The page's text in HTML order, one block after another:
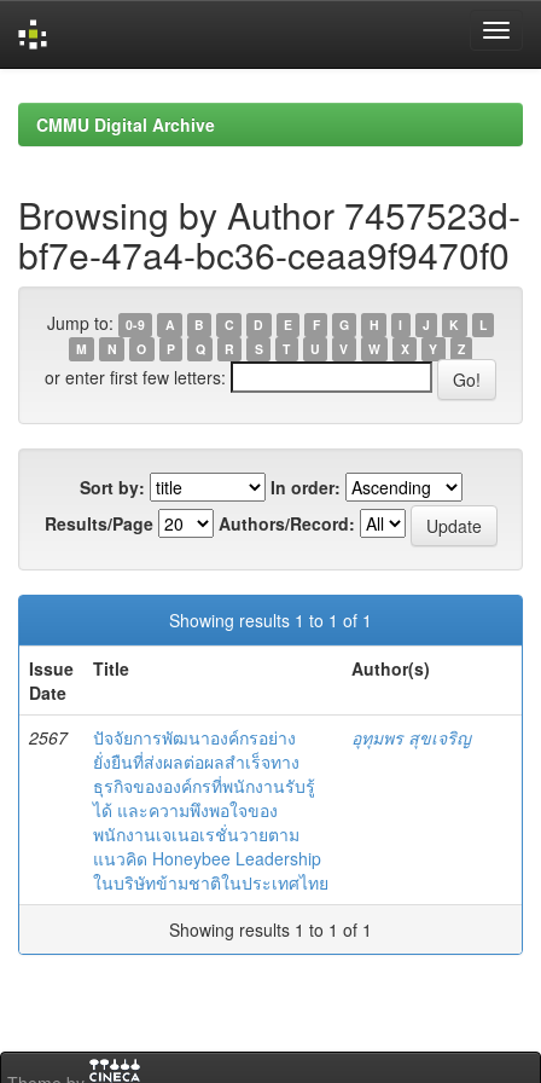
navigationCMMU Digital Archive
Browsing by Author 7457523d-
bf7e-47a4-bc36-ceaa9f9470f0
Jump to: 0-9 A B C D E F G H I J K
L
M
N O P Q R S T U V W X Y Z
or enter first few letters:
Sort by:
In order:
Results/Page
Authors/Record:
Showing results 1 to 1 of 1
Issue
Date
Title Author(s)
2567
ปัจจัยการพัฒนาองค์กรอย่าง
ยั่งยืนที่ส่งผลต่อผลสำเร็จทาง
ธุรกิจขององค์กรที่พนักงานรับรู้
ได้ และความพึงพอใจของ
พนักงานเจเนอเรชั่นวายตาม
แนวคิด Honeybee Leadership
ในบริษัทข้ามชาติในประเทศไทย
อุทุมพร สุขเจริญ
Showing results 1 to 1 of 1